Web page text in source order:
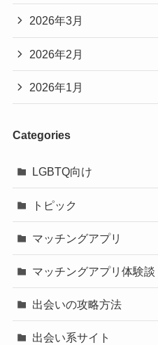
2026年3月
2026年2月
2026年1月
Categories
LGBTQ向け
トピック
マッチングアプリ
マッチングアプリ体験談
出会いの攻略方法
出会い系サイト